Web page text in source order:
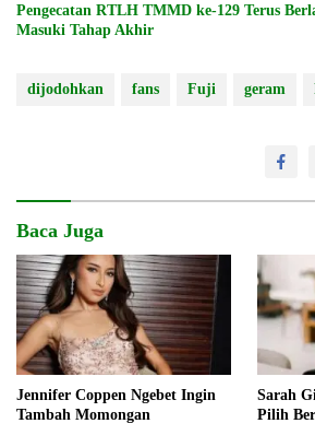
Pengecatan RTLH TMMD ke-129 Terus
Masuki Tahap Akhir
dijodohkan fans Fuji geram
Baca Juga
Jennifer Coppen Ngebet Ingin
Tambah Momongan
Sarah
Pilih